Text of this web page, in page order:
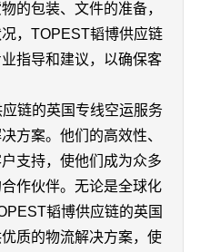
的包装、文件的准备，
，TOPEST韬博供应链
指导和建议，以确保客
链的英国专线空运服务
方案。他们的高效性、
支持，使他们成为众多
作伙伴。无论是全球化
韬博供应链的英国
质的物流解决方案，使